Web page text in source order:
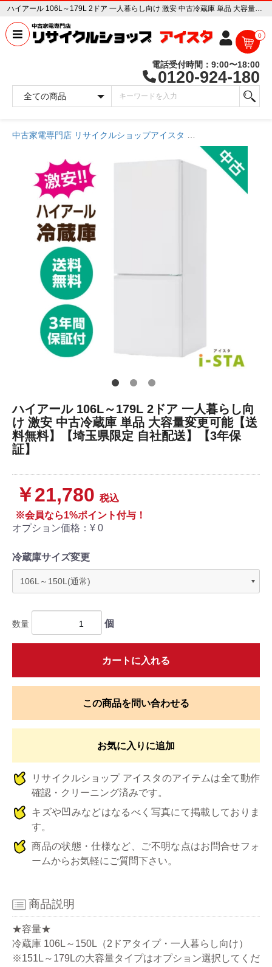
ハイアール 106L～179L 2ドア 一人暮らし向け 激安 中古冷蔵庫 単品 大容量変更可能【送料無料】【埼玉県限定 自社配送】【3年保証】 中古家電販売専門店 リサイクルショップ アイスタ
0
電話受付時間：9:00〜18:00
0120-924-180
中古家電専門店 リサイクルショップアイスタ
ハイアール 106L～179L 2ドア 一人暮らし向
け 激安 中古冷蔵庫 単品 大容量変更可能【送
料無料】【埼玉県限定 自社配送】【3年保
証】
￥21,780 税込
※会員なら1%ポイント付与！
オプション価格：¥ 0
冷蔵庫サイズ変更
数量 個
カートに入れる
この商品を問い合わせる
お気に入りに追加
リサイクルショップ アイスタのアイテムは全て動作
確認・クリーニング済みです。
キズや凹みなどはなるべく写真にて掲載しておりま
す。
商品の状態・仕様など、ご不明な点はお問合せフォ
ームからお気軽にご質問下さい。
商品説明
★容量★
冷蔵庫 106L～150L（2ドアタイプ・一人暮らし向け）
※151L～179Lの大容量タイプはオプション選択してくだ